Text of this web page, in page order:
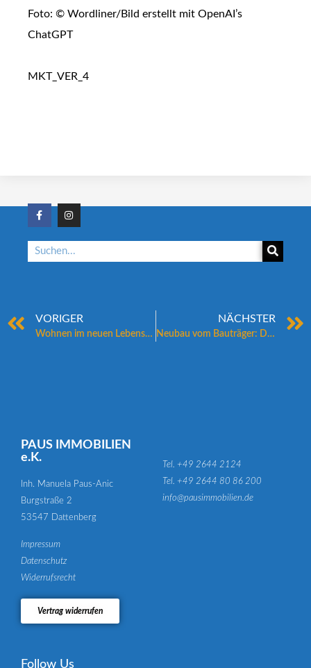
Foto: © Wordliner/Bild erstellt mit OpenAI’s
ChatGPT
MKT_VER_4
VORIGER
Wohnen im neuen Lebensabschnitt: Welche Wohnform heute wirklich zu Ihnen passt
NÄCHSTER
Neubau vom Bauträger: Darauf kommt es beim Kaufvertrag an
PAUS IMMOBILIEN
e.K.
Inh. Manuela Paus-Anic
Burgstraße 2
53547 Dattenberg
Tel. +49 2644 2124
Tel. +49 2644 80 86 200
info@pausimmobilien.de
Impressum
Datenschutz
Widerrufsrecht
Vertrag widerrufen
Follow Us